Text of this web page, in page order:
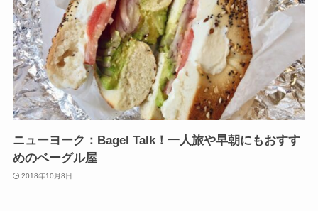
ニューヨーク：Bagel Talk！一人旅や早朝にもおすす
めのベーグル屋
2018年10月8日